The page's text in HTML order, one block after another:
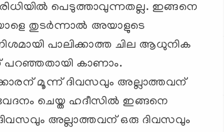
പെടുത്താവുന്നതല്ല. ഇങ്ങനെ
തുടര്‍ന്നാല്‍ അയാളുടെ
പാലിക്കാത്ത ചില ആധുനിക
പറഞ്ഞതായി കാണാം.
മൂന്ന് ദിവസവും അല്ലാത്തവന്
ചെയ്ത ഹദീസില്‍ ഇങ്ങനെ
അല്ലാത്തവന് ഒരു ദിവസവും